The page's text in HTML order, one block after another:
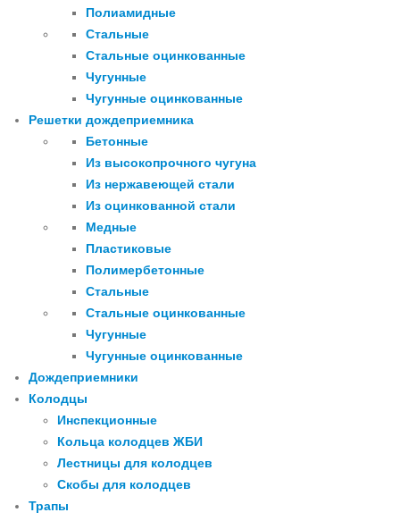
Полиамидные
Стальные
Стальные оцинкованные
Чугунные
Чугунные оцинкованные
Решетки дождеприемника
Бетонные
Из высокопрочного чугуна
Из нержавеющей стали
Из оцинкованной стали
Медные
Пластиковые
Полимербетонные
Стальные
Стальные оцинкованные
Чугунные
Чугунные оцинкованные
Дождеприемники
Колодцы
Инспекционные
Кольца колодцев ЖБИ
Лестницы для колодцев
Скобы для колодцев
Трапы